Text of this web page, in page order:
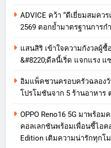
ADVICE คว้า “ดีเยี่ยมสมคว
2569 ตอกย้ำมาตรฐานการ
แสนสิริ เข้าใจความกังวลผู้
&#8220;ดีลนี้เริ่ด แจกแรง แ
อิมแพ็คชวนครอบครัวฉลอง
โปรโมชันจาก 5 ร้านอาหาร
OPPO Reno16 5G มาพร้อม
คอลเลกชันพร้อมเพื่อนซี้ไอ
Edition เติมความน่ารักทุกโ